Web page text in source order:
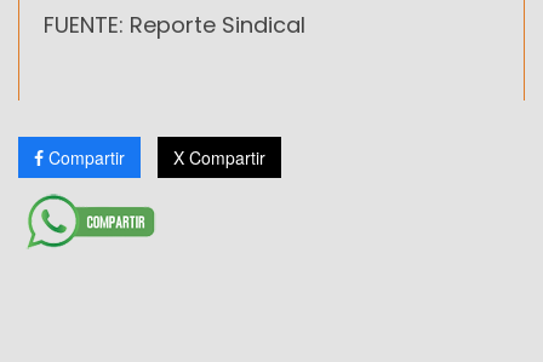
FUENTE: Reporte Sindical
Compartir X Compartir